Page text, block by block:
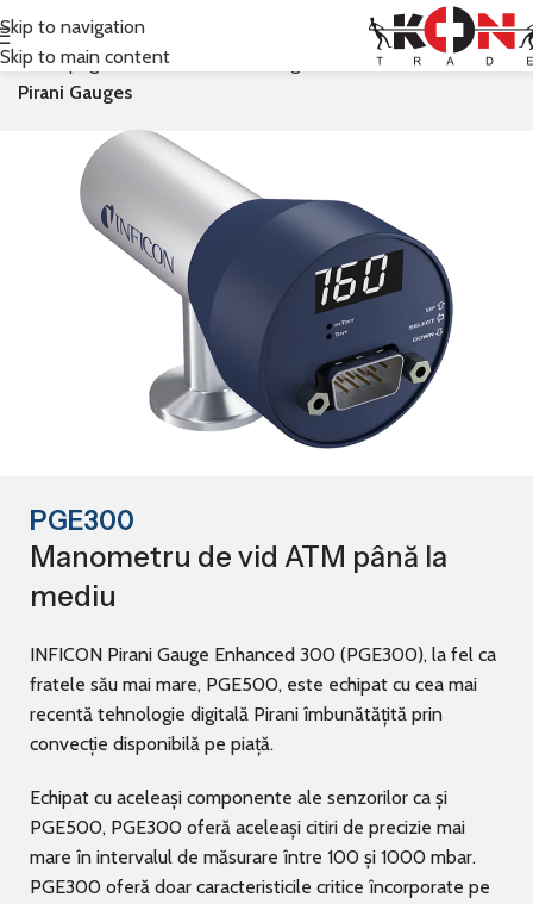
Skip to navigation
Skip to main content
Prima pagină Inficon
Vacuum Gauges & Controllers
Pirani Gauges
PGE300
Manometru de vid ATM până la
mediu
INFICON Pirani Gauge Enhanced 300 (PGE300), la fel ca
fratele său mai mare, PGE500, este echipat cu cea mai
recentă tehnologie digitală Pirani îmbunătățită prin
convecție disponibilă pe piață.
Echipat cu aceleași componente ale senzorilor ca și
PGE500, PGE300 oferă aceleași citiri de precizie mai
mare în intervalul de măsurare între 100 și 1000 mbar.
PGE300 oferă doar caracteristicile critice încorporate pe